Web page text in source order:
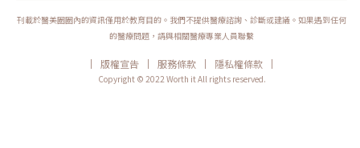
長時間拉扯髮絲，讓頭皮減少壓力。 尋求專業治療 若掉髮情況嚴重，可諮
詢皮膚科醫師，評估是否適合接受專業療程，以促進毛髮再生。女性落髮救
星！常見醫美療程對策生髮水與口服藥物米諾地爾（Minoxidil）是目前獲
量。口服藥物如柔沛（Finasteride）透過抑制影響毛囊的賀爾蒙作用，減
緩落髮速度，讓新生髮絲更加健康。使用這類藥物前，建議先諮詢醫師，確
保適合自己的體質與需求。低能量雷射治療（LLLT）低能量雷射治療
刊載於醫美圈圈內的資訊僅用於教育目的。我們不提供醫療諮詢、診斷或建議。如果遇到任何
的醫療問題，請與相關醫療專業人員聯繫
| 版權宣告 | 服務條款 | 隱私權條款
|
Copyright © 2022 Worth it All rights reserved.